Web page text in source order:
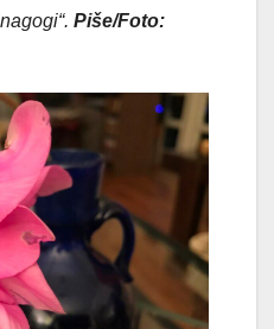
Piše/Foto: